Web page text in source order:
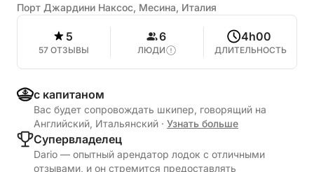
Порт Джардини Наксос, Месина, Италия
5
57 ОТЗЫВЫ
6
ЛЮДИ
4h00
ДЛИТЕЛЬНОСТЬ
с капитаном
Вас будет сопровождать шкипер, говорящий на
Английский, Итальянский · Узнать больше
Cупервладелец
Dario — опытный арендатор лодок с отличными
отзывами, и он стремится предоставлять